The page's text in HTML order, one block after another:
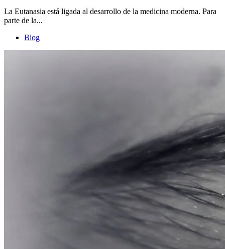
La Eutanasia está ligada al desarrollo de la medicina moderna. Para
parte de la...
Blog